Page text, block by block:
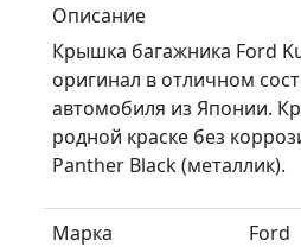
Описание
Крышка багажника Ford
оригинал в отличном
автомобиля из Японии.
родной краске без
Panther Black (металлик).
Марка
Ford